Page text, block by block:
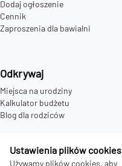
Ustawienia plików cookies
Używamy plików cookies, aby
Dodaj ogłoszenie
Cennik
Zaproszenia dla bawialni
Odkrywaj
Miejsca na urodziny
Kalkulator budżetu
Blog dla rodziców
Firma